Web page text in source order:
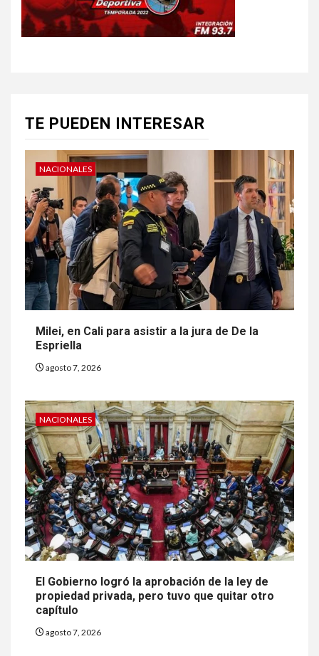
TE PUEDEN INTERESAR
NACIONALES
Milei, en Cali para asistir a la jura de De la
Espriella
agosto 7, 2026
NACIONALES
El Gobierno logró la aprobación de la ley de
propiedad privada, pero tuvo que quitar otro
capítulo
agosto 7, 2026